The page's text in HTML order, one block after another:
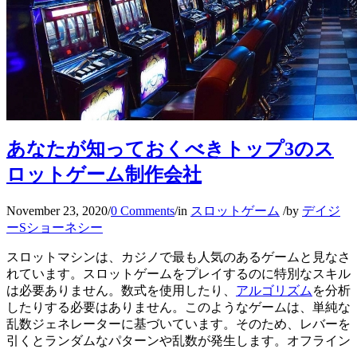
あなたが知っておくべきトップ3のス
ロットゲーム制作会社
November 23, 2020/0 Comments/in スロットゲーム /by デイジ
ーSショーネシー
スロットマシンは、カジノで最も人気のあるゲームと見なさ
れています。スロットゲームをプレイするのに特別なスキル
は必要ありません。数式を使用したり、 アルゴリズム を分析
したりする必要はありません。このようなゲームは、単純な
乱数ジェネレーターに基づいています。そのため、レバーを
引くとランダムなパターンや乱数が発生します。オフライン